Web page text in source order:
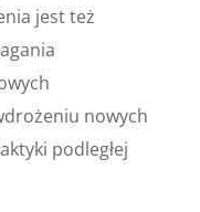
jest też
nowych
podległej